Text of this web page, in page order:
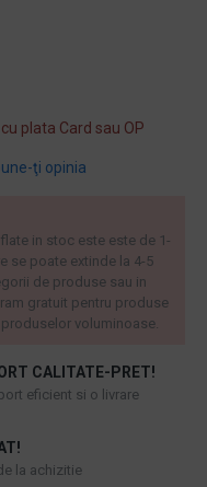
ţi opinia
plata Card sau OP
CALITATE-PRET!
eficient si o livrare
la achizitie
in stoc este este de 1-
se poate extinde la 4-5
de produse sau in
gratuit pentru produse
produselor voluminoase.